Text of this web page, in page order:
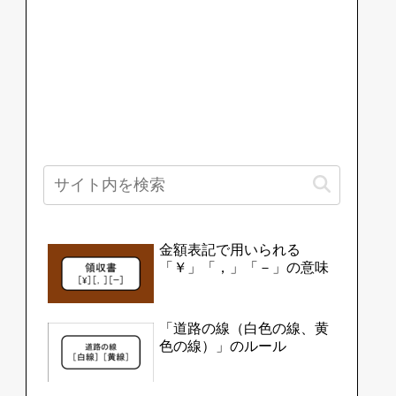
金額表記で用いられる
「￥」「，」「－」の意味
「道路の線（白色の線、黄
色の線）」のルール